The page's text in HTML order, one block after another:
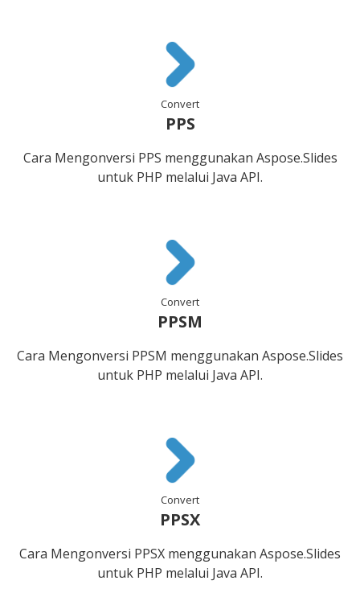
Convert
PPS
Cara Mengonversi PPS menggunakan Aspose.Slides
untuk PHP melalui Java API.
Convert
PPSM
Cara Mengonversi PPSM menggunakan Aspose.Slides
untuk PHP melalui Java API.
Convert
PPSX
Cara Mengonversi PPSX menggunakan Aspose.Slides
untuk PHP melalui Java API.